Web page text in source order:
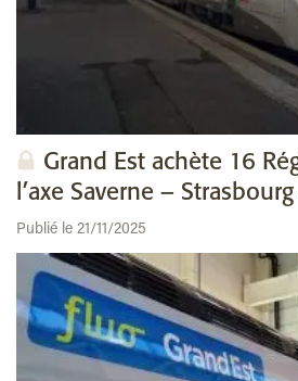
Grand Est achète 16
l’axe Saverne –
Publié le 21/11/2025